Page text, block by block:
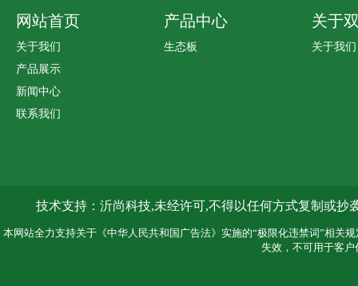
网站首页
关于我们
产品展示
新闻中心
联系我们
产品中心
生态板
关于
关于我们
技术支持： 沂尚科技,未经许可,不得以任何方式复制或抄
本网站全力支持关于《中华人民共和国广告法》实施的“极限化违禁词”相关
失效，不可用于客